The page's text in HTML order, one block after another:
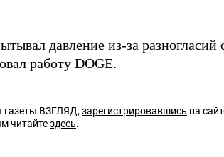
давление из-за
работу DOGE.
газеты ВЗГЛЯД,зарегистрировавшись на
читайтездесь.